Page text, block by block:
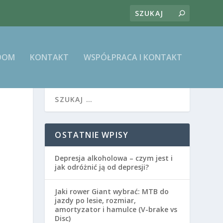
KONTAKT WSPÓŁPRACA I KONTAKT
OSTATNIE WPISY
Depresja alkoholowa – czym jest i
jak odróżnić ją od depresji?
Jaki rower Giant wybrać: MTB do
jazdy po lesie, rozmiar,
amortyzator i hamulce (V-brake vs
Disc)